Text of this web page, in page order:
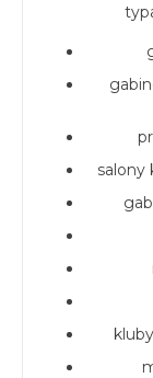
salony